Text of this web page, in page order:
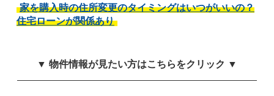
家を購入時の住所変更のタイミングはいつがいいの？
住宅ローンが関係あり
▼ 物件情報が見たい方はこちらをクリック ▼